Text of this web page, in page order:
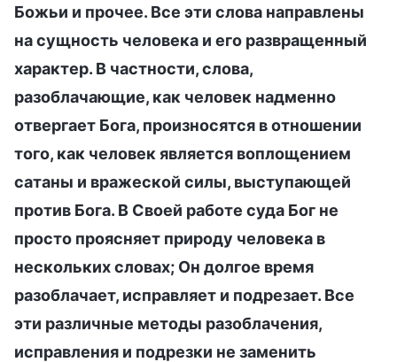
Божьи и прочее. Все эти слова направлены
на сущность человека и его развращенный
характер. В частности, слова,
разоблачающие, как человек надменно
отвергает Бога, произносятся в отношении
того, как человек является воплощением
сатаны и вражеской силы, выступающей
против Бога. В Своей работе суда Бог не
просто проясняет природу человека в
нескольких словах; Он долгое время
разоблачает, исправляет и подрезает. Все
эти различные методы разоблачения,
исправления и подрезки не заменить